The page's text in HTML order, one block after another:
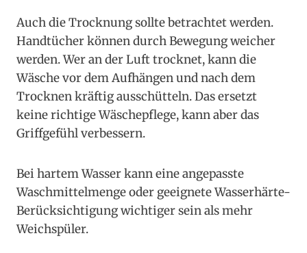
Auch die Trocknung sollte betrachtet werden.
Handtücher können durch Bewegung weicher
werden. Wer an der Luft trocknet, kann die
Wäsche vor dem Aufhängen und nach dem
Trocknen kräftig ausschütteln. Das ersetzt
keine richtige Wäschepflege, kann aber das
Griffgefühl verbessern.
Bei hartem Wasser kann eine angepasste
Waschmittelmenge oder geeignete Wasserhärte-
Berücksichtigung wichtiger sein als mehr
Weichspüler.